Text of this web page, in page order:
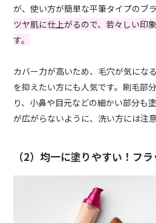
が、使い方が簡単な平筆タイプのブ
ツヤ肌に仕上がるので、若々しい印
す。
カバー力が高いため、毛穴が気にな
を抑えたい方にも人気です。刷毛部
り、小鼻や目元などの細かい部分も
が広がらないように、洗い方には注意
（2）均一に塗りやすい！フ